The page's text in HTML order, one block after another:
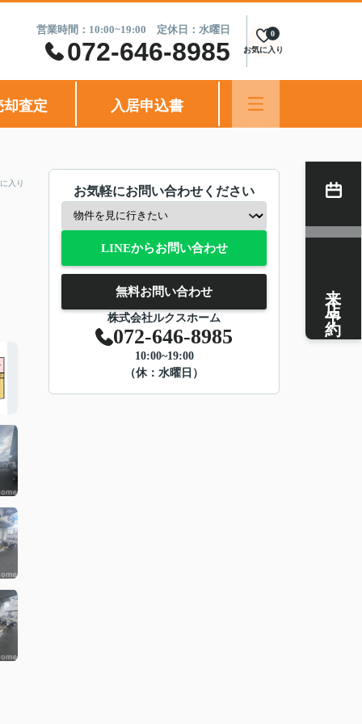
営業時間：10:00~19:00 定休日：水曜日
072-646-8985 お気に入り
0
却査定 入居申込書
入り
お気軽にお問い合わせください
LINEからお問い合わせ
無料お問い合わせ
株式会社ルクスホーム
072-646-8985
10:00~19:00
（休：水曜日）
来店予約